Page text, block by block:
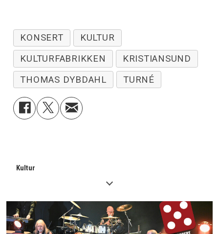
KONSERT
KULTUR
KULTURFABRIKKEN
KRISTIANSUND
THOMAS DYBDAHL
TURNÉ
Kultur